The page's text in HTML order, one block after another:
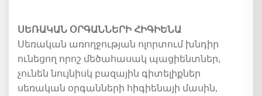
ՍԵՌԱԿԱՆ ՕՐԳԱՆՆԵՐԻ ՀԻԳԻԵՆԱ
Սեռական առողջության ոլորտում խնդիր
ունեցող որոշ մեծահասակ պացիենտներ,
չունեն նույնիսկ բազային գիտելիքներ
սեռական օրգանների հիգիենայի մասին,